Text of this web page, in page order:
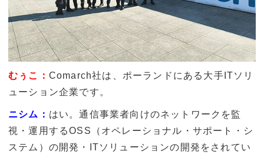
むぅこ： Comarch社は、ポーランドにある大手ITソリ
ューション企業です。
ニシム： はい。通信事業者向けのネットワークを監
視・運用するOSS（オペレーショナル・サポート・シ
ステム）の開発・ITソリューションの開発をされてい